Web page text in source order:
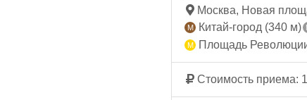
Москва, Новая
Китай-город (340 м)
Площадь
Стоимость приема: